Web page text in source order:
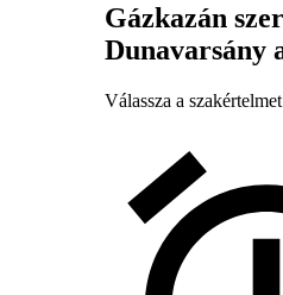
Gázkazán
Dunavarsány
Válassza a